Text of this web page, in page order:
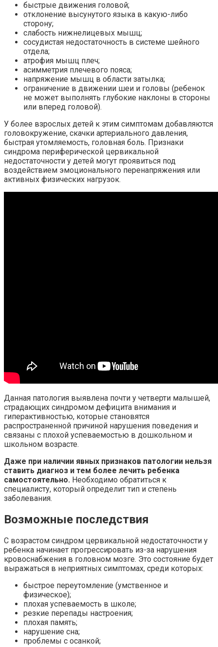
быстрые движения головой;
отклонение высунутого языка в какую-либо
сторону;
слабость нижнелицевых мышц;
сосудистая недостаточность в системе шейного
отдела;
атрофия мышц плеч;
асимметрия плечевого пояса;
напряжение мышц в области затылка;
ограничение в движении шеи и головы (ребенок
не может выполнять глубокие наклоны в стороны
или вперед головой).
У более взрослых детей к этим симптомам добавляются
головокружение, скачки артериального давления,
быстрая утомляемость, головная боль. Признаки
синдрома периферической цервикальной
недостаточности у детей могут проявиться под
воздействием эмоционального перенапряжения или
активных физических нагрузок.
Данная патология выявлена почти у четверти малышей,
страдающих синдромом дефицита внимания и
гиперактивностью, которые становятся
распространенной причиной нарушения поведения и
связаны с плохой успеваемостью в дошкольном и
школьном возрасте.
Даже при наличии явных признаков патологии нельзя
ставить диагноз и тем более лечить ребенка
самостоятельно. Необходимо обратиться к
специалисту, который определит тип и степень
заболевания.
Возможные последствия
С возрастом синдром цервикальной недостаточности у
ребенка начинает прогрессировать из-за нарушения
кровоснабжения в головном мозге. Это состояние будет
выражаться в неприятных симптомах, среди которых:
быстрое переутомление (умственное и
физическое);
плохая успеваемость в школе;
резкие перепады настроения;
плохая память;
нарушение сна;
проблемы с осанкой;